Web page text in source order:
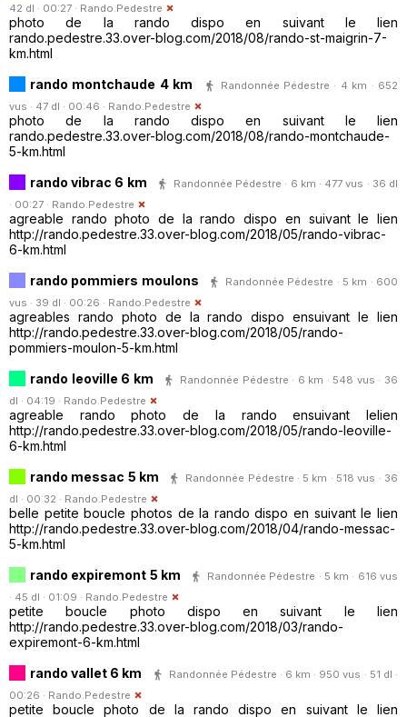
42 dl · 00:27 · Rando.Pedestre
photo de la rando dispo en suivant le lien
rando.pedestre.33.over-blog.com/2018/08/rando-st-maigrin-7-
km.html
rando montchaude 4 km
Randonnée Pédestre · 4 km · 652
vus · 47 dl · 00:46 · Rando.Pedestre
photo de la rando dispo en suivant le lien
rando.pedestre.33.over-blog.com/2018/08/rando-montchaude-
5-km.html
rando vibrac 6 km
Randonnée Pédestre · 6 km · 477 vus · 36 dl
· 00:27 · Rando.Pedestre
agreable rando photo de la rando dispo en suivant le lien
http://rando.pedestre.33.over-blog.com/2018/05/rando-vibrac-
6-km.html
rando pommiers moulons
Randonnée Pédestre · 5 km · 600
vus · 39 dl · 00:26 · Rando.Pedestre
agreables rando photo de la rando dispo ensuivant le lien
http://rando.pedestre.33.over-blog.com/2018/05/rando-
pommiers-moulon-5-km.html
rando leoville 6 km
Randonnée Pédestre · 6 km · 548 vus · 36
dl · 04:19 · Rando.Pedestre
agreable rando photo de la rando ensuivant lelien
http://rando.pedestre.33.over-blog.com/2018/05/rando-leoville-
6-km.html
rando messac 5 km
Randonnée Pédestre · 5 km · 518 vus · 36
dl · 00:32 · Rando.Pedestre
belle petite boucle photos de la rando dispo en suivant le lien
http://rando.pedestre.33.over-blog.com/2018/04/rando-messac-
5-km.html
rando expiremont 5 km
Randonnée Pédestre · 5 km · 616 vus
· 45 dl · 01:09 · Rando.Pedestre
petite boucle photo dispo en suivant le lien
http://rando.pedestre.33.over-blog.com/2018/03/rando-
expiremont-6-km.html
rando vallet 6 km
Randonnée Pédestre · 6 km · 950 vus · 51 dl ·
00:26 · Rando.Pedestre
petite boucle photo de la rando dispo en suivant le lien